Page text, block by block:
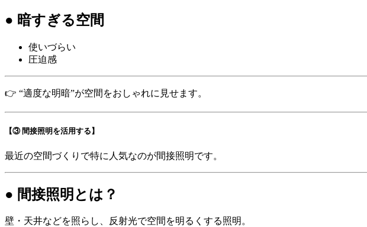
● 暗すぎる空間
使いづらい
圧迫感
👉 “適度な明暗”が空間をおしゃれに見せます。
【③ 間接照明を活用する】
最近の空間づくりで特に人気なのが間接照明です。
● 間接照明とは？
壁・天井などを照らし、反射光で空間を明るくする照明。